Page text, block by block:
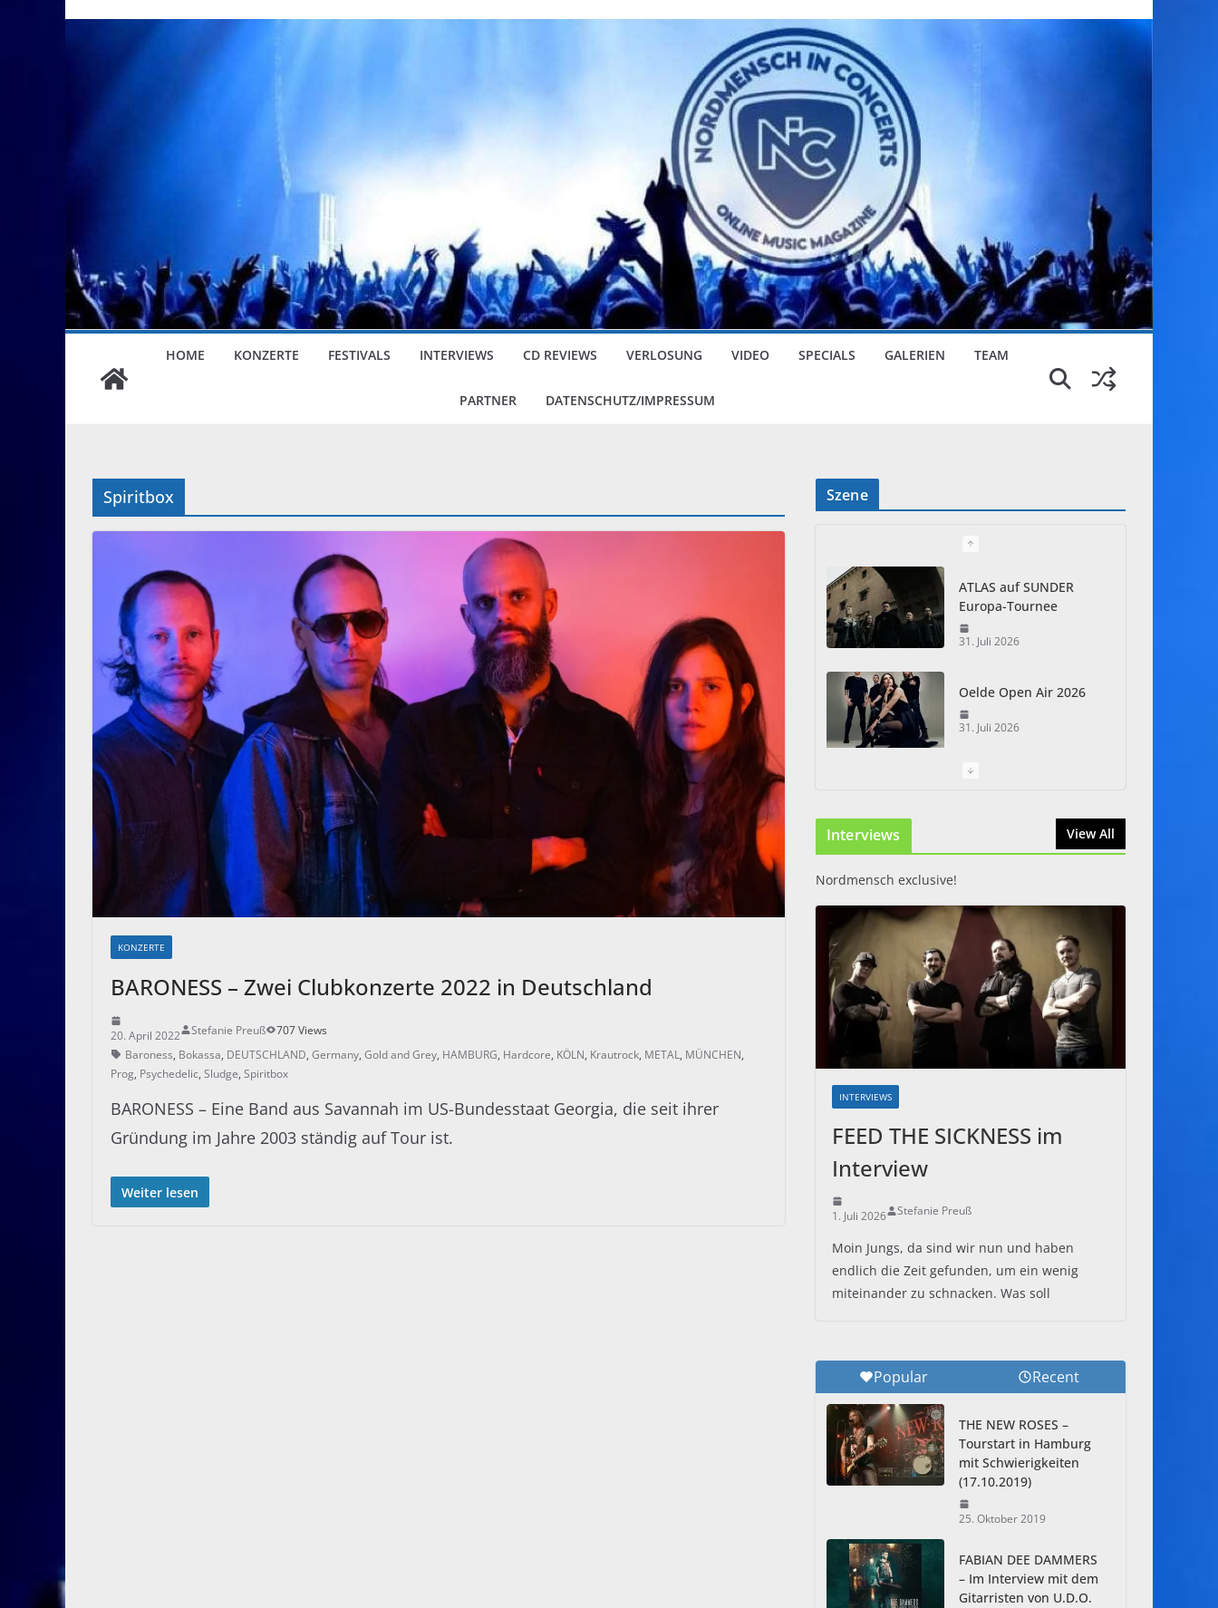
HOME KONZERTE FESTIVALS INTERVIEWS CD REVIEWS VERLOSUNG VIDEO SPECIALS GALERIEN TEAM
PARTNER DATENSCHUTZ/IMPRESSUM
Spiritbox
KONZERTE
BARONESS – Zwei Clubkonzerte 2022 in Deutschland
20. April 2022 Stefanie Preuß
707 Views
Baroness, Bokassa, DEUTSCHLAND, Germany, Gold and Grey, HAMBURG, Hardcore, KÖLN, Krautrock, METAL, MÜNCHEN,
Prog, Psychedelic, Sludge, Spiritbox
BARONESS – Eine Band aus Savannah im US-Bundesstaat Georgia, die seit ihrer
Gründung im Jahre 2003 ständig auf Tour ist.
Weiter lesen
Szene
ATLAS auf SUNDER
Europa-Tournee
31. Juli 2026
Oelde Open Air 2026
31. Juli 2026
I Prevail – Violent
Interviews View All
Nordmensch exclusive!
INTERVIEWS
FEED THE SICKNESS im
Interview
1. Juli 2026 Stefanie Preuß
Moin Jungs, da sind wir nun und haben
endlich die Zeit gefunden, um ein wenig
miteinander zu schnacken. Was soll
Popular Recent
THE NEW ROSES –
Tourstart in Hamburg
mit Schwierigkeiten
(17.10.2019)
25. Oktober 2019
FABIAN DEE DAMMERS
– Im Interview mit dem
Gitarristen von U.D.O.